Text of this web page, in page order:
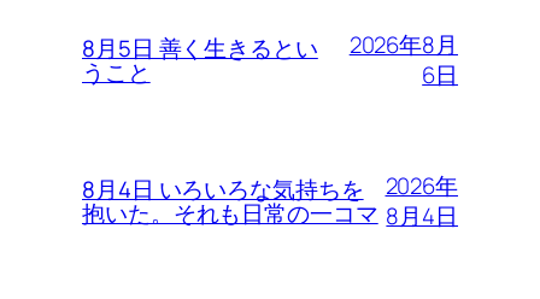
8月5日 善く生きるとい
うこと
2026年8月
6日
8月4日 いろいろな気持ちを
抱いた。それも日常の一コマ
2026年
8月4日